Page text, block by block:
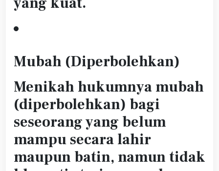
Mubah (Diperbolehkan)
Menikah hukumnya mubah
(diperbolehkan) bagi
seseorang yang belum
mampu secara lahir
maupun batin, namun tidak